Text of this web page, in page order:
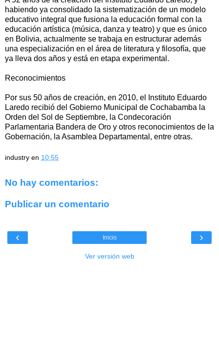
habiendo ya consolidado la sistematización de un modelo
educativo integral que fusiona la educación formal con la
educación artística (música, danza y teatro) y que es único
en Bolivia, actualmente se trabaja en estructurar además
una especialización en el área de literatura y filosofía, que
ya lleva dos años y está en etapa experimental.
Reconocimientos
Por sus 50 años de creación, en 2010, el Instituto Eduardo
Laredo recibió del Gobierno Municipal de Cochabamba la
Orden del Sol de Septiembre, la Condecoración
Parlamentaria Bandera de Oro y otros reconocimientos de la
Gobernación, la Asamblea Departamental, entre otras.
industry en 10:55
No hay comentarios:
Publicar un comentario
‹ ›
Inicio
Ver versión web